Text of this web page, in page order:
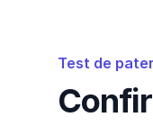
Test de